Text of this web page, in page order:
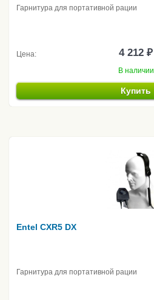
Гарнитура для портативной рации
Цена: 4 212 ₽
В наличии
Купить
Entel CXR5 DX
Гарнитура для портативной рации